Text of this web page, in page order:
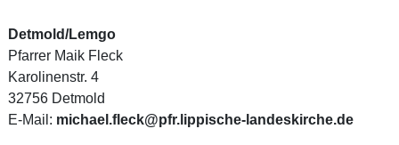
Detmold/Lemgo
Pfarrer Maik Fleck
Karolinenstr. 4
32756 Detmold
E-Mail: michael.fleck@pfr.lippische-landeskirche.de